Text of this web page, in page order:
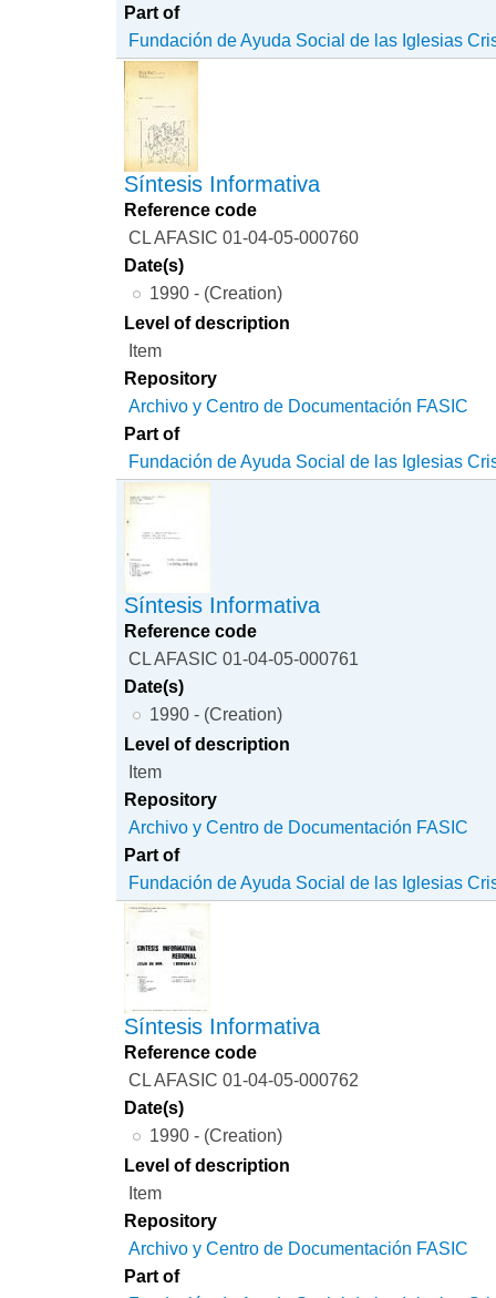
Part of
Fundación de Ayuda Social de las Iglesias
Síntesis Informativa
Reference code
CL AFASIC 01-04-05-000760
Date(s)
1990 - (Creation)
Level of description
Item
Repository
Archivo y Centro de Documentación FASIC
Part of
Fundación de Ayuda Social de las Iglesias
Síntesis Informativa
Reference code
CL AFASIC 01-04-05-000761
Date(s)
1990 - (Creation)
Level of description
Item
Repository
Archivo y Centro de Documentación FASIC
Part of
Fundación de Ayuda Social de las Iglesias
Síntesis Informativa
Reference code
CL AFASIC 01-04-05-000762
Date(s)
1990 - (Creation)
Level of description
Item
Repository
Archivo y Centro de Documentación FASIC
Part of